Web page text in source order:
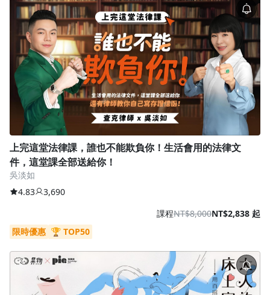
上完這堂法律課，誰也不能欺負你！生活會用的法律文
件，這堂課全部送給你！
吳淡如
4.83
3,690
課程NT$8,000NT$2,838 起
限時優惠 🏆 TOP50